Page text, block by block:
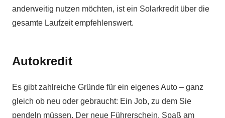
anderweitig nutzen möchten, ist ein Solarkredit über die
gesamte Laufzeit empfehlenswert.
Autokredit
Es gibt zahlreiche Gründe für ein eigenes Auto – ganz
gleich ob neu oder gebraucht: Ein Job, zu dem Sie
pendeln müssen. Der neue Führerschein, Spaß am